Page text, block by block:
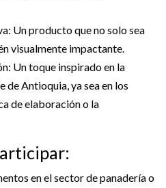
Un producto que no solo sea
visualmente impactante.
Un toque inspirado en la
Antioquia, ya sea en los
de elaboración o la
en el sector de panadería o